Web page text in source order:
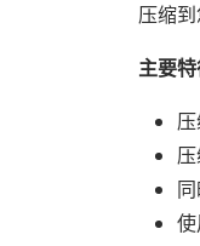
压缩
主要特